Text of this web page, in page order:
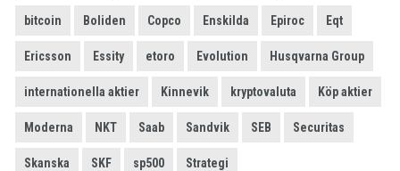
bitcoin Boliden Copco Enskilda Epiroc Eqt
Ericsson Essity etoro Evolution Husqvarna Group
internationella aktier Kinnevik kryptovaluta Köp aktier
Moderna NKT Saab Sandvik SEB Securitas
Skanska SKF sp500 Strategi